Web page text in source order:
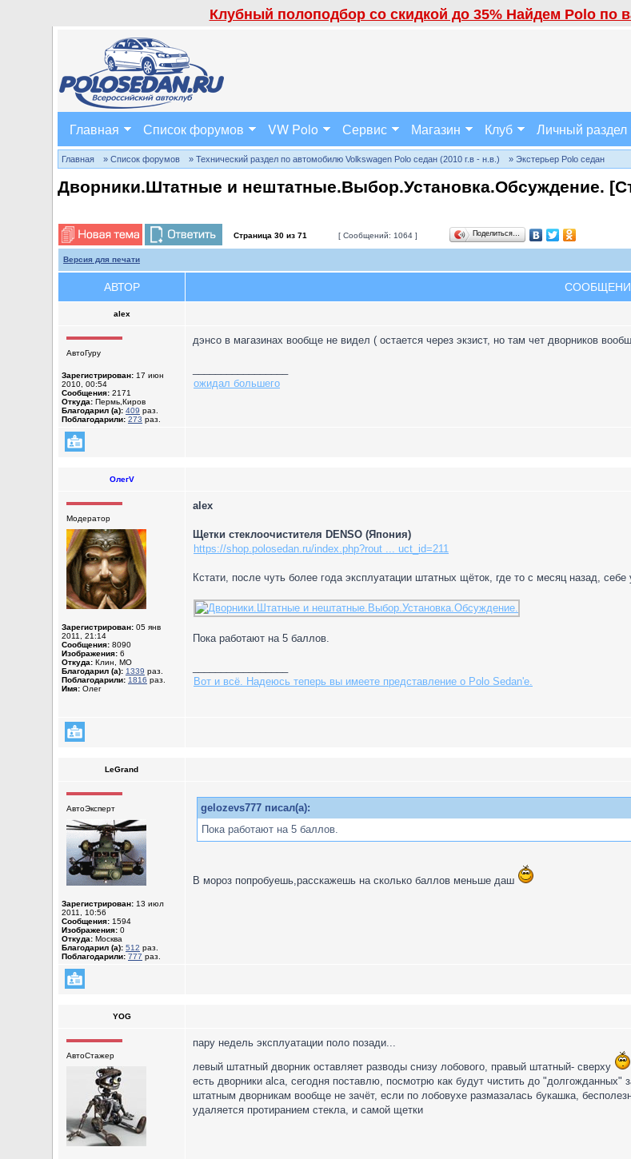
Клубный полоподбор со скидкой до 35% Найдем Polo по
Главная Список форумов VW Polo Сервис Магазин Клуб Личный раздел
Главная » Список форумов » Технический раздел по автомобилю Volkswagen Polo седан (2010 г.в - н.в.) » Экстерьер Polo седан
Дворники.Штатные и нештатные.Выбор.Установка.Обсуждение.
Страница 30 из 71 [ Сообщений: 1064 ] Поделиться…
Версия для печати
АВТОР
alex
АвтоГуру
Зарегистрирован: 17 июн
2010, 00:54
Сообщения: 2171
Откуда: Пермь,Киров
Благодарил (а): 409 раз.
Поблагодарили: 273 раз.
дэнсо в магазинах вообще не видел ( остается через экзист, но там чет дворников
ожидал большего
ОлегV
Модератор
Зарегистрирован: 05 янв
2011, 21:14
Сообщения: 8090
Изображения: 6
Откуда: Клин, МО
Благодарил (а): 1339 раз.
Поблагодарили: 1816 раз.
Имя: Олег
alex
Щетки стеклоочистителя DENSO (Япония)
https://shop.polosedan.ru/index.php?rout ... uct_id=211
Кстати, после чуть более года эксплуатации штатных щёток, где то с месяц назад, себе
Пока работают на 5 баллов.
Вот и всё. Надеюсь теперь вы имеете представление о Polo Sedan'е.
LeGrand
АвтоЭксперт
Зарегистрирован: 13 июл
2011, 10:56
Сообщения: 1594
Изображения: 0
Откуда: Москва
Благодарил (а): 512 раз.
Поблагодарили: 777 раз.
gelozevs777 писал(а):
Пока работают на 5 баллов.
В мороз попробуешь,расскажешь на сколько баллов меньше даш
YOG
АвтоСтажер
пару недель эксплуатации поло позади...
левый штатный дворник оставляет разводы снизу лобового, правый штатный- сверху
есть дворники alca, сегодня поставлю, посмотрю как будут чистить до "долгожданных"
штатным дворникам вообще не зачёт, если по лобовухе размазалась букашка,
удаляется протиранием стекла, и самой щетки